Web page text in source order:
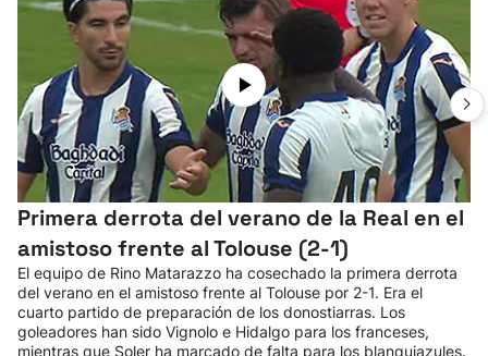
Primera derrota del verano de la Real en el
amistoso frente al Tolouse (2-1)
El equipo de Rino Matarazzo ha cosechado la primera derrota
del verano en el amistoso frente al Tolouse por 2-1. Era el
cuarto partido de preparación de los donostiarras. Los
goleadores han sido Vignolo e Hidalgo para los franceses,
mientras que Soler ha marcado de falta para los blanquiazules.